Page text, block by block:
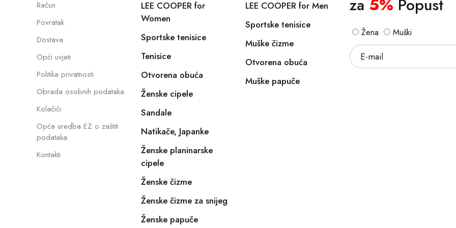
Račun
Povratak
Dostava
Opći uvjeti
Politika privatnosti
Obrada osobnih podataka
Kolačići
Opća uredba EZ o zaštiti
podataka
Kontakti
LEE COOPER for
Women
Sportske tenisice
Tenisice
Otvorena obuća
Ženske cipele
Sandale
Natikače, Japanke
Ženske planinarske
cipele
Ženske čizme
Ženske čizme za snijeg
Ženske papuče
LEE COOPER for Men
Sportske tenisice
Muške čizme
Otvorena obuća
Muške papuče
za 5% Popust
Žena Muški